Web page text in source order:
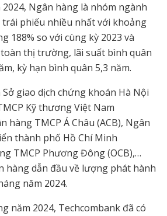
Ngân hàng là nhóm ngành
phiếu nhiều nhất với khoảng
188% so với cùng kỳ 2023 và
thị trường, lãi suất bình quân
kỳ hạn bình quân 5,3 năm.
giao dịch chứng khoán Hà Nội
Kỹ thương Việt Nam
hàng TMCP Á Châu (ACB), Ngân
thành phố Hồ Chí Minh
TMCP Phương Đông (OCB),…
hàng dẫn đầu về lượng phát hành
năm 2024.
năm 2024, Techcombank đã có